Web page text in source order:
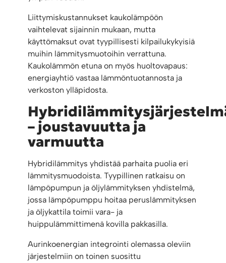
Liittymiskustannukset kaukolämpöön
vaihtelevat sijainnin mukaan, mutta
käyttömaksut ovat tyypillisesti kilpailukykyisiä
muihin lämmitysmuotoihin verrattuna.
Kaukolämmön etuna on myös huoltovapaus:
energiayhtiö vastaa lämmöntuotannosta ja
verkoston ylläpidosta.
– joustavuutta ja
varmuutta
Hybridilämmitys yhdistää parhaita puolia eri
lämmitysmuodoista. Tyypillinen ratkaisu on
lämpöpumpun ja öljylämmityksen yhdistelmä,
jossa lämpöpumppu hoitaa peruslämmityksen
ja öljykattila toimii vara- ja
huippulämmittimenä kovilla pakkasilla.
Aurinkoenergian integrointi olemassa oleviin
järjestelmiin on toinen suosittu